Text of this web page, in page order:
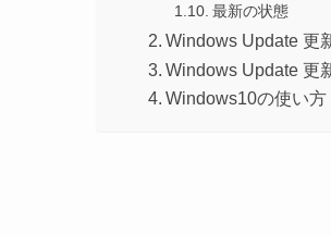
最新の状態
Windows Update 更
Windows Update 更
Windows10の使い方